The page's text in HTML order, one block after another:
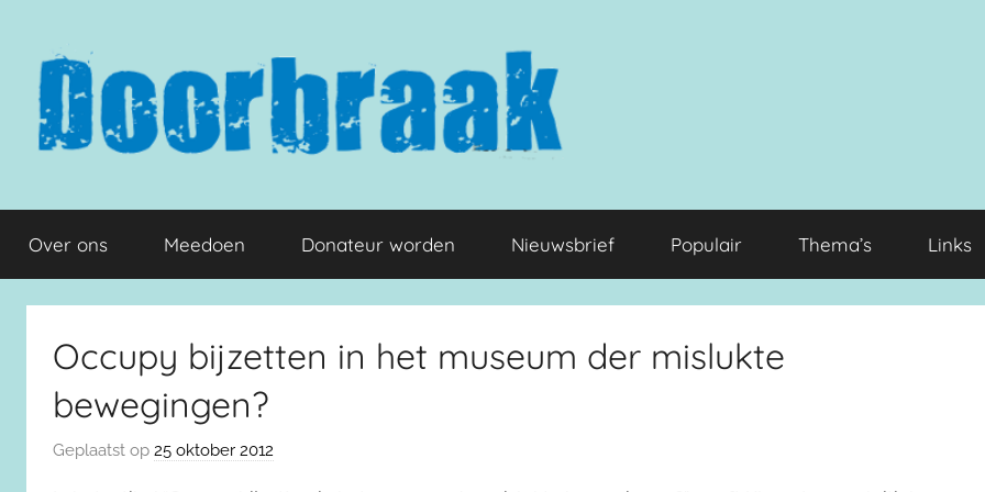
inhoud
springen
Doorbraak.eu
Over ons Meedoen Donateur worden Nieuwsbrief Populair Thema’s Links
Occupy bijzetten in het museum der mislukte
bewegingen?
Geplaatst op 25 oktober 2012